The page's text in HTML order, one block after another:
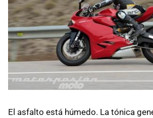
El asfalto está húmedo. La tónica